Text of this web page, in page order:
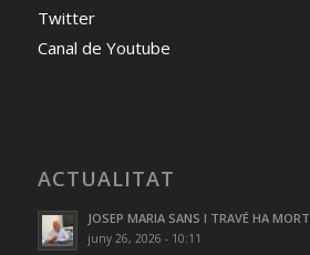
Twitter
Canal de Youtube
ACTUALITAT
JOSEP MARIA SANS I TRAVÉ HA MORT
juny 26, 2026 - 10:11